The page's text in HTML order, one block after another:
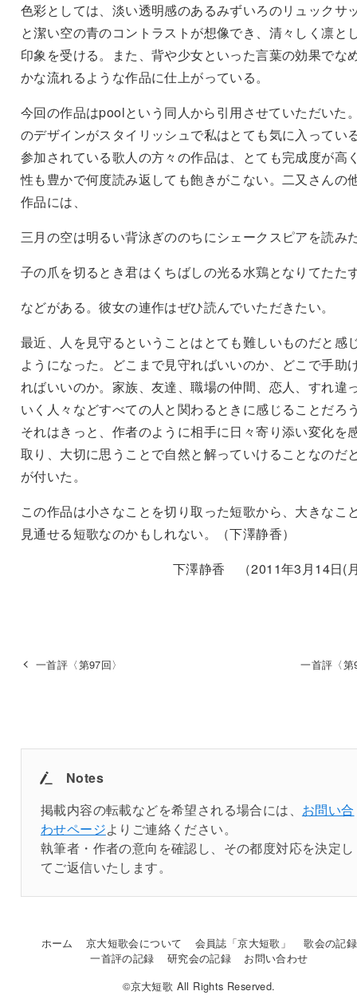
色彩としては、淡い透明感のあるみずいろのリュックサ
と潔い空の青のコントラストが想像でき、清々しく凛と
印象を受ける。また、背や少女といった言葉の効果でな
かな流れるような作品に仕上がっている。
今回の作品はpoolという同人から引用させていただいた
のデザインがスタイリッシュで私はとても気に入ってい
参加されている歌人の方々の作品は、とても完成度が高
性も豊かで何度読み返しても飽きがこない。二又さんの
作品には、
三月の空は明るい背泳ぎののちにシェークスピアを読み
子の爪を切るとき君はくちばしの光る水鶏となりてたた
などがある。彼女の連作はぜひ読んでいただきたい。
最近、人を見守るということはとても難しいものだと感
ようになった。どこまで見守ればいいのか、どこで手助
ればいいのか。家族、友達、職場の仲間、恋人、すれ違
いく人々などすべての人と関わるときに感じることだろ
それはきっと、作者のように相手に日々寄り添い変化を
取り、大切に思うことで自然と解っていけることなのだ
が付いた。
この作品は小さなことを切り取った短歌から、大きなこ
見通せる短歌なのかもしれない。（下澤静香）
下澤静香 （2011年3月14日(
一首評〈第97回〉 一首評〈
Notes
掲載内容の転載などを希望される場合には、 お問い合
わせページよりご連絡ください。
執筆者・作者の意向を確認し、その都度対応を決定し
てご返信いたします。
ホーム 京大短歌会について 会員誌「京大短歌」
歌会の記録
一首評の記録
研究会の記録
お問い合わせ
©京大短歌 All Rights Reserved.